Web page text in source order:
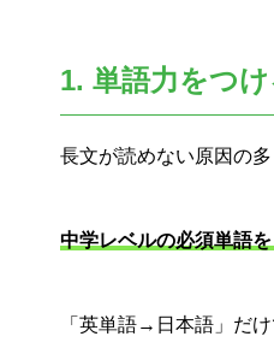
1. 単語力をつけ
長文が読めない原因の
中学レベルの必須単語を
「英単語→日本語」だ